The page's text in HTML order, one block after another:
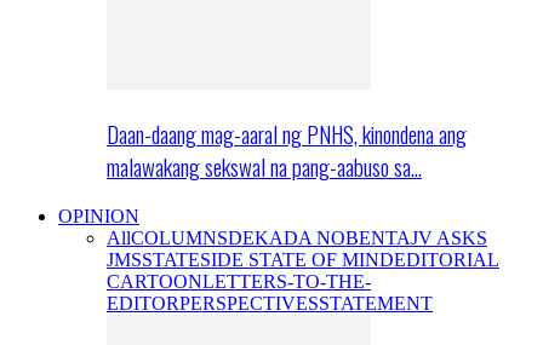
Daan-daang mag-aaral ng PNHS, kinondena ang
malawakang sekswal na pang-aabuso sa…
OPINION
AllCOLUMNSDEKADA NOBENTAJV ASKS
JMSSTATESIDE STATE OF MINDEDITORIAL
CARTOONLETTERS-TO-THE-
EDITORPERSPECTIVESSTATEMENT